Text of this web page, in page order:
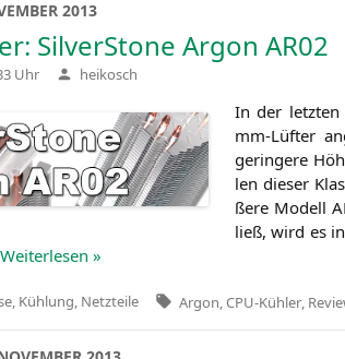
2013
SilverStone Argon AR02
Uhr Verfasst
von
heikosch
In der letz­ten
mm-Lüf­ter
gerin­ge­re
len die­ser
ße­re Modell
ließ, wird es
Wei­ter­le­sen »
Kühlung, Netzteile Tags:
Argon CPU-Kühler